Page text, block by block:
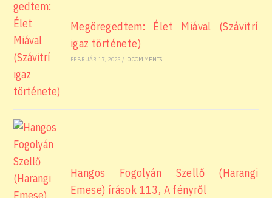
Megöregedtem: Élet Miával (Szávitrí
igaz története)
FEBRUÁR 17, 2025 / 0 COMMENTS
Hangos Fogolyán Szellő (Harangi
Emese) írások 113, A fényről